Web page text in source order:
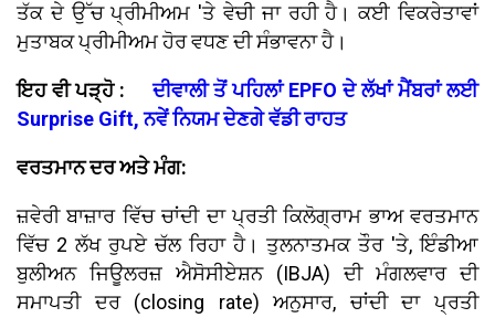
ਤੱਕ ਦੇ ਉੱਚ ਪ੍ਰੀਮੀਅਮ 'ਤੇ ਵੇਚੀ ਜਾ ਰਹੀ ਹੈ। ਕਈ ਵਿਕਰੇਤਾਵਾਂ
ਮੁਤਾਬਕ ਪ੍ਰੀਮੀਅਮ ਹੋਰ ਵਧਣ ਦੀ ਸੰਭਾਵਨਾ ਹੈ।
ਇਹ ਵੀ ਪੜ੍ਹੋ :ਦੀਵਾਲੀ ਤੋਂ ਪਹਿਲਾਂ EPFO ਦੇ ਲੱਖਾਂ ਮੈਂਬਰਾਂ ਲਈ
Surprise Gift, ਨਵੇਂ ਨਿਯਮ ਦੇਣਗੇ ਵੱਡੀ ਰਾਹਤ
ਵਰਤਮਾਨ ਦਰ ਅਤੇ ਮੰਗ:
ਜ਼ਵੇਰੀ ਬਾਜ਼ਾਰ ਵਿੱਚ ਚਾਂਦੀ ਦਾ ਪ੍ਰਤੀ ਕਿਲੋਗ੍ਰਾਮ ਭਾਅ ਵਰਤਮਾਨ
ਵਿੱਚ 2 ਲੱਖ ਰੁਪਏ ਚੱਲ ਰਿਹਾ ਹੈ। ਤੁਲਨਾਤਮਕ ਤੌਰ 'ਤੇ, ਇੰਡੀਆ
ਬੁਲੀਅਨ ਜਿਊਲਰਜ਼ ਐਸੋਸੀਏਸ਼ਨ (IBJA) ਦੀ ਮੰਗਲਵਾਰ ਦੀ
ਸਮਾਪਤੀ ਦਰ (closing rate) ਅਨੁਸਾਰ, ਚਾਂਦੀ ਦਾ ਪ੍ਰਤੀ